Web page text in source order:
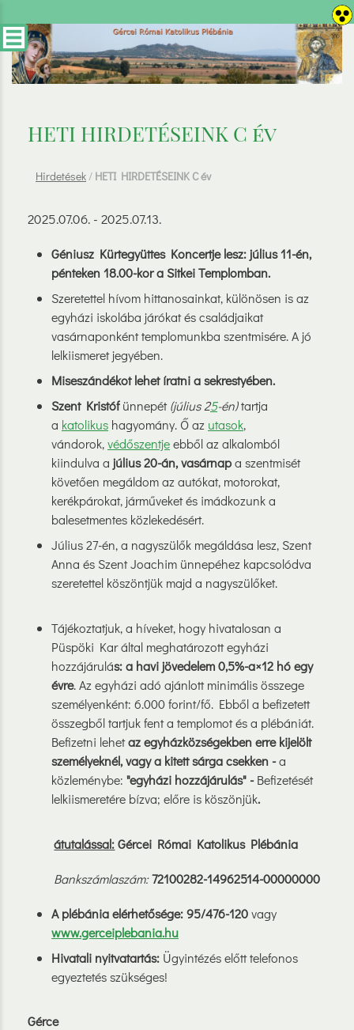
HETI HIRDETÉSEINK C év
Hirdetések / HETI HIRDETÉSEINK C év
2025.07.06. - 2025.07.13.
Géniusz Kürtegyüttes Koncertje lesz:július 11-én,
pénteken 18.00-kor a Sitkei Templomban.
Szeretettel hívom hittanosainkat, különösen is az
egyházi iskolába járókat és családjaikat
vasárnaponként templomunkba szentmisére. A jó
lelkiismeret jegyében.
Miseszándékot lehet íratni a sekrestyében.
Szent Kristófünnepét(július 25-én)tartja
a katolikus hagyomány. Ő az utasok,
vándorok,védőszentjeebből az alkalomból
kiindulva a július 20-án, vasárnapa szentmisét
követően megáldom az autókat, motorokat,
kerékpárokat, járműveket és imádkozunk a
balesetmentes közlekedésért.
Július 27-én, a nagyszülők megáldása lesz, Szent
Anna és Szent Joachim ünnepéhez kapcsolódva
szeretettel köszöntjük majd a nagyszülőket.
Tájékoztatjuk, a híveket, hogy hivatalosan a
Püspöki Kar által meghatározott egyházi
hozzájárulás: a havi jövedelem 0,5%-a×12 hó egy
évre. Az egyházi adó ajánlott minimális összege
személyenként: 6.000 forint/fő. Ebből a befizetett
összegből tartjuk fent a templomot és a plébániát.
Befizetni lehetaz egyházközségekben erre kijelölt
személyeknél, vagy a kitett sárga csekken -a
közleménybe: "egyházi hozzájárulás" -Befizetését
lelkiismeretére bízva; előre is köszönjük.
átutalással:Gércei Római Katolikus Plébánia
Bankszámlaszám:72100282-14962514-00000000
A plébánia elérhetősége: 95/476-120vagy
www.gerceiplebania.hu
Hivatali nyitvatartás: Ügyintézés előtt telefonos
egyeztetés szükséges!
Gérce